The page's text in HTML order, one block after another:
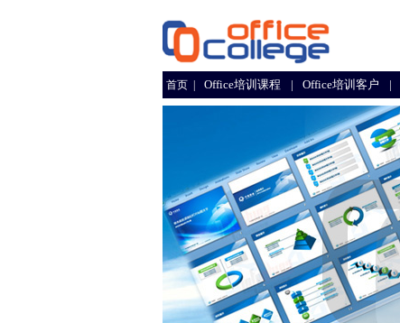
首页 Office培训课程 | Office培训客户 |